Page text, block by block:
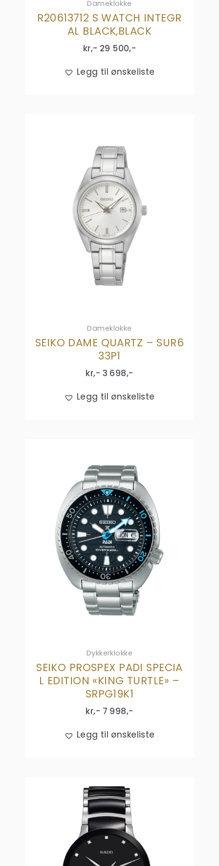
Dameklokke
R20613712 S WATCH INTEGR
AL BLACK,BLACK
kr,- 29 500,-
Legg til ønskeliste
Dameklokke
SEIKO DAME QUARTZ – SUR6
33P1
kr,- 3 698,-
Legg til ønskeliste
Dykkerklokke
SEIKO PROSPEX PADI SPECIA
L EDITION «KING TURTLE» –
SRPG19K1
kr,- 7 998,-
Legg til ønskeliste